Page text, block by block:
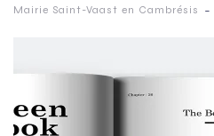
Mairie Saint-Vaast en Cambrésis -